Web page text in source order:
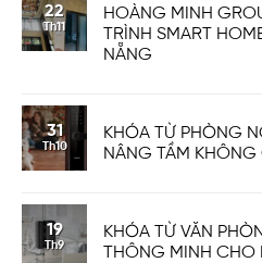
22
Th11
HOÀNG MINH
TRÌNH SMART
NẴNG
31
Th10
KHÓA TỪ PHÒNG
NÂNG TẦM
19
Th9
KHÓA TỪ VĂN
THÔNG MINH CHO